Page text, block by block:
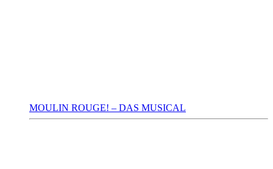
MOULIN ROUGE! – DAS MUSICAL